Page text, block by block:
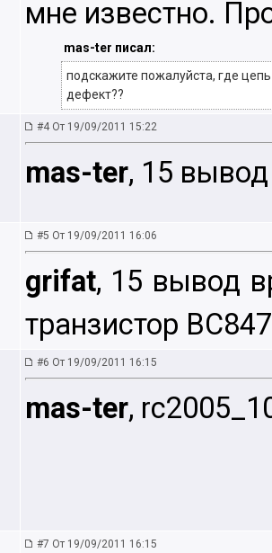
мне известно.
mas-ter писал:
подскажите пожалуйста, где
дефект??
#4 От 19/09/2011 15:22
mas-ter, 15
#5 От 19/09/2011 16:06
grifat, 15 вывод
транзистор
#6 От 19/09/2011 16:15
mas-ter,
#7 От 19/09/2011 16:15